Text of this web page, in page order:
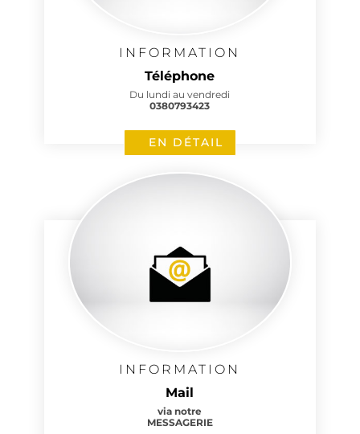
INFORMATION
Téléphone
Du lundi au vendredi
0380793423
EN DÉTAIL
INFORMATION
Mail
via notre
MESSAGERIE